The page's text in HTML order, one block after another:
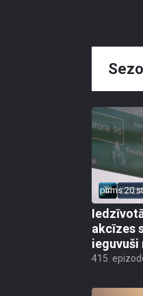
pirms 20
akcīzes
ieguvuši
415.